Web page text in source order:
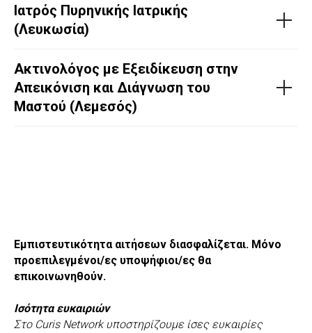
Ιατρός Πυρηνικής Ιατρικής
(Λευκωσία)
Ακτινολόγος με Εξειδίκευση στην
Απεικόνιση και Διάγνωση του
Μαστού (Λεμεσός)
Εμπιστευτικότητα αιτήσεων διασφαλίζεται. Μόνο
προεπιλεγμένοι/ες υποψήφιοι/ες θα
επικοινωνηθούν.
Ισότητα ευκαιριών
Στο Curis Network υποστηρίζουμε ίσες ευκαιρίες